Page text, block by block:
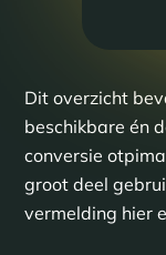
Dit overzicht
beschikbare én
conversie
groot deel
vermelding hier